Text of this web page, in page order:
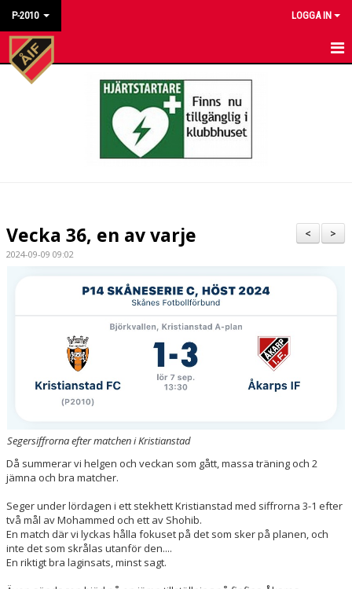
P-2010 LOGGA IN
HEM
TRÄNINGSTIDER
DOKUMENT
>
<
Vecka 36, en av varje
2024-09-09 09:02
Segersiffrorna efter matchen i Kristianstad
Då summerar vi helgen och veckan som gått, massa träning och 2
jämna och bra matcher.
Seger under lördagen i ett stekhett Kristianstad med siffrorna 3-1 efter
två mål av Mohammed och ett av Shohib.
En match där vi lyckas hålla fokuset på det som sker på planen, och
inte det som skrålas utanför den....
En riktigt bra laginsats, minst sagt.